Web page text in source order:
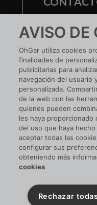
Nuestras
¿TIENES
Conoce tus
Si ya tienes
AVISO DE
OhGar utiliza cookies
finalidades de
publicitarias para
navegación del usuario
personalizada.
de la web con las
quienes pueden
les haya proporcionado
del uso que haya
aceptar todas las
configurar sus
obteniendo más
cookies
Rechazar